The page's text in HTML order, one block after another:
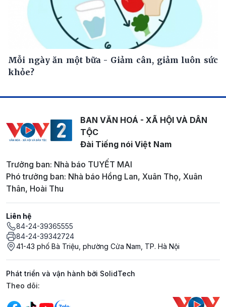
Mỗi ngày ăn một bữa - Giảm cân, giảm luôn sức
khỏe?
BAN VĂN HOÁ - XÃ HỘI VÀ DÂN
TỘC
Đài Tiếng nói Việt Nam
Trưởng ban: Nhà báo TUYẾT MAI
Phó trưởng ban: Nhà báo Hồng Lan, Xuân Thọ, Xuân
Thân, Hoài Thu
Liên hệ
84-24-39365555
84-24-39342724
41-43 phố Bà Triệu, phường Cửa Nam, TP. Hà Nội
Phát triển và vận hành bởi SolidTech
Mạng xã hội
Theo dõi: